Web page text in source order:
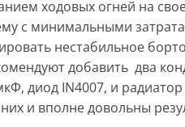
ходовых огней на
с минимальными
нестабильное
добавить два
диод IN4007, и
и вполне довольны